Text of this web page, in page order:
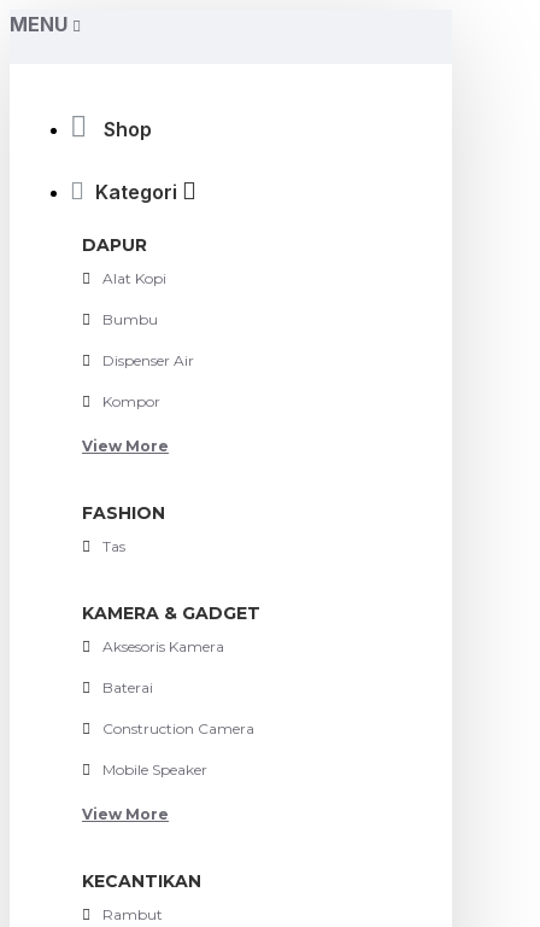
MENU
Shop
Kategori
DAPUR
Alat Kopi
Bumbu
Dispenser Air
Kompor
View More
FASHION
Tas
KAMERA & GADGET
Aksesoris Kamera
Baterai
Construction Camera
Mobile Speaker
View More
KECANTIKAN
Rambut